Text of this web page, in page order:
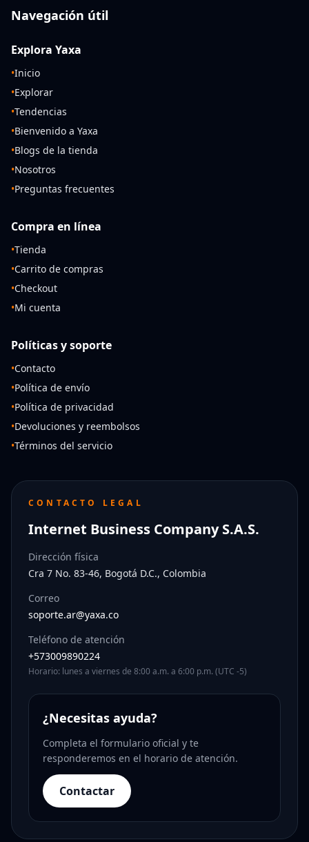
Navegación útil
Explora Yaxa
•Inicio
•Explorar
•Tendencias
•Bienvenido a Yaxa
•Blogs de la tienda
•Nosotros
•Preguntas frecuentes
Compra en línea
•Tienda
•Carrito de compras
•Checkout
•Mi cuenta
Políticas y soporte
•Contacto
•Política de envío
•Política de privacidad
•Devoluciones y reembolsos
•Términos del servicio
CONTACTO LEGAL
Internet Business Company S.A.S.
Dirección física
Cra 7 No. 83-46, Bogotá D.C., Colombia
Correo
soporte.ar@yaxa.co
Teléfono de atención
+573009890224
Horario: lunes a viernes de 8:00 a.m. a 6:00 p.m. (UTC -5)
¿Necesitas ayuda?
Completa el formulario oficial y te
responderemos en el horario de atención.
Contactar